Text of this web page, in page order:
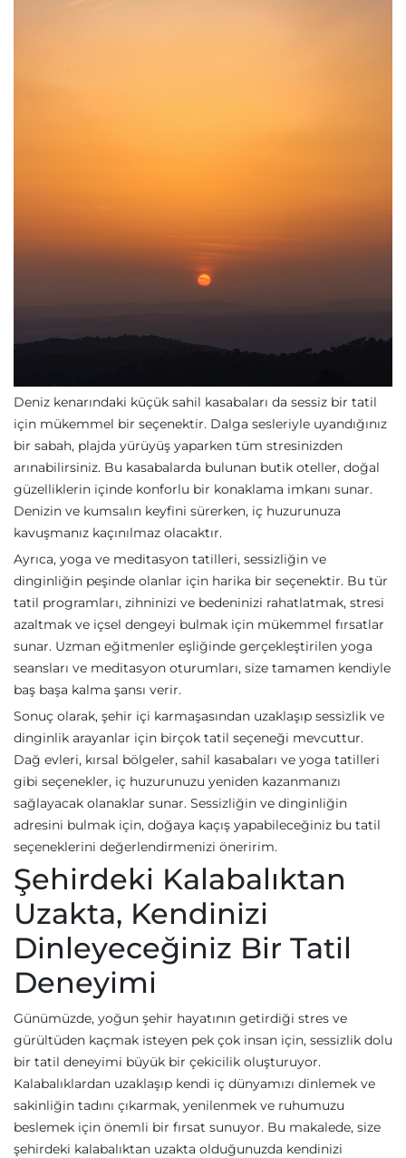
Deniz kenarındaki küçük sahil kasabaları da sessiz bir tatil
için mükemmel bir seçenektir. Dalga sesleriyle uyandığınız
bir sabah, plajda yürüyüş yaparken tüm stresinizden
arınabilirsiniz. Bu kasabalarda bulunan butik oteller, doğal
güzelliklerin içinde konforlu bir konaklama imkanı sunar.
Denizin ve kumsalın keyfini sürerken, iç huzurunuza
kavuşmanız kaçınılmaz olacaktır.
Ayrıca, yoga ve meditasyon tatilleri, sessizliğin ve
dinginliğin peşinde olanlar için harika bir seçenektir. Bu tür
tatil programları, zihninizi ve bedeninizi rahatlatmak, stresi
azaltmak ve içsel dengeyi bulmak için mükemmel fırsatlar
sunar. Uzman eğitmenler eşliğinde gerçekleştirilen yoga
seansları ve meditasyon oturumları, size tamamen kendiyle
baş başa kalma şansı verir.
Sonuç olarak, şehir içi karmaşasından uzaklaşıp sessizlik ve
dinginlik arayanlar için birçok tatil seçeneği mevcuttur.
Dağ evleri, kırsal bölgeler, sahil kasabaları ve yoga tatilleri
gibi seçenekler, iç huzurunuzu yeniden kazanmanızı
sağlayacak olanaklar sunar. Sessizliğin ve dinginliğin
adresini bulmak için, doğaya kaçış yapabileceğiniz bu tatil
seçeneklerini değerlendirmenizi öneririm.
Şehirdeki Kalabalıktan
Uzakta, Kendinizi
Dinleyeceğiniz Bir Tatil
Deneyimi
Günümüzde, yoğun şehir hayatının getirdiği stres ve
gürültüden kaçmak isteyen pek çok insan için, sessizlik dolu
bir tatil deneyimi büyük bir çekicilik oluşturuyor.
Kalabalıklardan uzaklaşıp kendi iç dünyamızı dinlemek ve
sakinliğin tadını çıkarmak, yenilenmek ve ruhumuzu
beslemek için önemli bir fırsat sunuyor. Bu makalede, size
şehirdeki kalabalıktan uzakta olduğunuzda kendinizi